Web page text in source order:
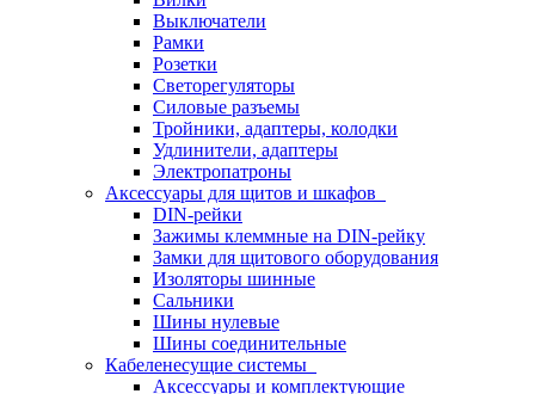
Выключатели
Рамки
Розетки
Светорегуляторы
Силовые разъемы
Тройники, адаптеры, колодки
Удлинители, адаптеры
Электропатроны
Аксессуары для щитов и шкафов
DIN-рейки
Зажимы клеммные на DIN-рейку
Замки для щитового оборудования
Изоляторы шинные
Сальники
Шины нулевые
Шины соединительные
Кабеленесущие системы
Аксессуары и комплектующие